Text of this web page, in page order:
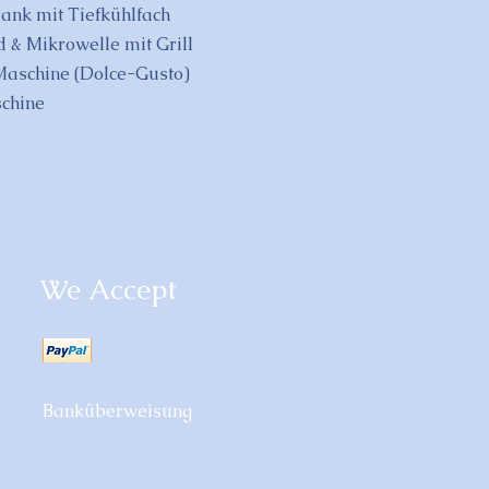
mit Tiefkühlfach
& Mikrowelle mit Grill
(Dolce-Gusto)
We Accept
Banküberweisung